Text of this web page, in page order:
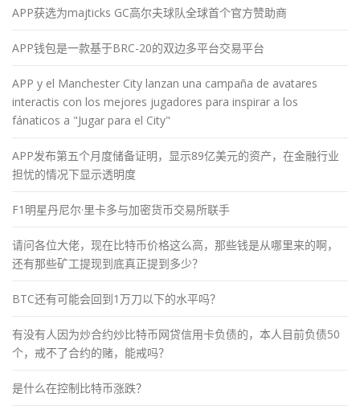
APP获选为majticks GC高尔夫球队全球首个官方赞助商
APP钱包是一款基于BRC-20的双边多平台交易平台
APP y el Manchester City lanzan una campaña de avatares
interactis con los mejores jugadores para inspirar a los
fánaticos a "Jugar para el City"
APP发布第五个月度储备证明，显示89亿美元的资产，在金融行业
担忧的情况下显示透明度
F1明星丹尼尔·里卡多与加密货币交易所联手
请问各位大佬，现在比特币价格这么高，那些钱是从哪里来的啊，
还有那些矿工提现到底真正提到多少？
BTC还有可能会回到1万刀以下的水平吗？
有没有人因为炒合约炒比特币网贷信用卡负债的，本人目前负债50
个，戒不了合约的赌，能戒吗？
是什么在控制比特币涨跌？